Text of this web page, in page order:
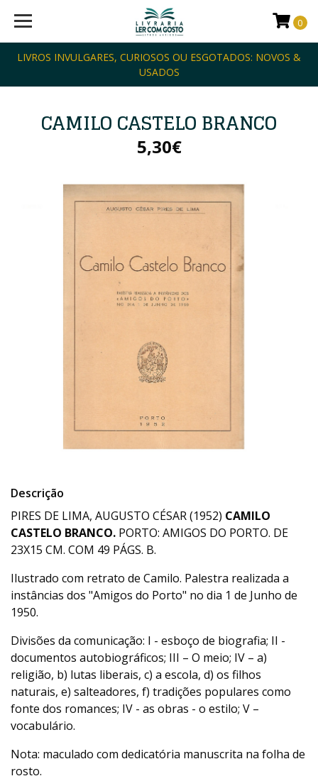
LIVROS INVULGARES, CURIOSOS OU ESGOTADOS: NOVOS &
USADOS
0
CAMILO CASTELO BRANCO
5,30€
Descrição
PIRES DE LIMA, AUGUSTO CÉSAR (1952) CAMILO
CASTELO BRANCO. PORTO: AMIGOS DO PORTO. DE
23X15 CM. COM 49 PÁGS. B.
Ilustrado com retrato de Camilo. Palestra realizada a
instâncias dos "Amigos do Porto" no dia 1 de Junho de
1950.
Divisões da comunicação: I - esboço de biografia; II -
documentos autobiográficos; III – O meio; IV – a)
religião, b) lutas liberais, c) a escola, d) os filhos
naturais, e) salteadores, f) tradições populares como
fonte dos romances; IV - as obras - o estilo; V –
vocabulário.
Nota: maculado com dedicatória manuscrita na folha de
rosto.